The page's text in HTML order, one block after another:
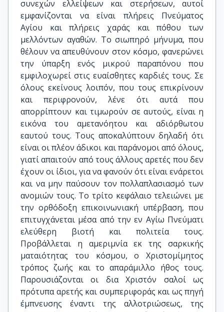
συνεχών ελλείψεων και στερήσεων, αυτοί
εμφανίζονται να είναι πλήρεις Πνεύματος
Αγίου και πλήρεις χαράς και πόθου των
μελλόντων αγαθών. Το σιωπηρό μήνυμα, που
θέλουν να απευθύνουν στον κόσμο, φανερώνει
την ύπαρξη ενός μικρού παραπόνου που
εμφιλοχωρεί στις ευαίσθητες καρδιές τους. Σε
όλους εκείνους λοιπόν, που τους επικρίνουν
και περιφρονούν, λένε ότι αυτά που
απορρίπτουν και τιμωρούν σε αυτούς, είναι η
εικόνα του αμετανόητου και αδιόρθωτου
εαυτού τους. Τους αποκαλύπτουν δηλαδή ότι
είναι οι πλέον άδικοι και παράνομοι από όλους,
γιατί απαιτούν από τους άλλους αρετές που δεν
έχουν οι ίδιοι, για να φανούν ότι είναι ενάρετοι
και να μην παύσουν τον πολλαπλασιασμό των
ανομιών τους. Το τρίτο κεφάλαιο τελειώνει με
την ορθόδοξη επικοινωνιακή υπέρβαση, που
επιτυγχάνεται μέσα από την εν Αγίω Πνεύματι
ελεύθερη βιοτή και πολιτεία τους.
Προβάλλεται η αμεριμνία εκ της σαρκικής
ματαιότητας του κόσμου, ο Χριστομίμητος
τρόπος ζωής και το απαράμιλλο ήθος τους.
Παρουσιάζονται οι δια Χριστόν σαλοί ως
πρότυπα αρετής και συμπεριφοράς και ως πηγή
έμπνευσης έναντι της αλλοτριώσεως, της